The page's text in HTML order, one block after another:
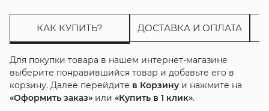
КАК КУПИТЬ? ДОСТАВКА И ОПЛАТА
Для покупки товара в нашем интернет-магазине
выберите понравившийся товар и добавьте его в
корзину. Далее перейдите в Корзинуи нажмите на
«Оформить заказ»или «Купить в 1 клик».